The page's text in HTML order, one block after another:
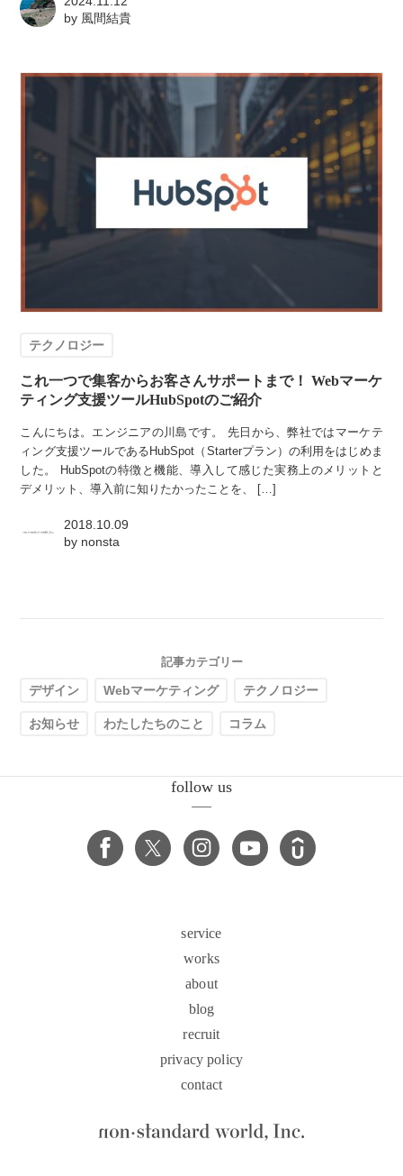
by 風間結貴
テクノロジー
これ一つで集客からお客さんサポートまで！ Webマーケ
ティング支援ツールHubSpotのご紹介
こんにちは。エンジニアの川島です。 先日から、弊社ではマーケテ
ィング支援ツールであるHubSpot（Starterプラン）の利用をはじめま
した。 HubSpotの特徴と機能、導入して感じた実務上のメリットと
デメリット、導入前に知りたかったことを、 […]
2018.10.09
by nonsta
記事カテゴリー
デザイン Webマーケティング テクノロジー
お知らせ わたしたちのこと コラム
follow us
service
works
about
blog
recruit
privacy policy
contact